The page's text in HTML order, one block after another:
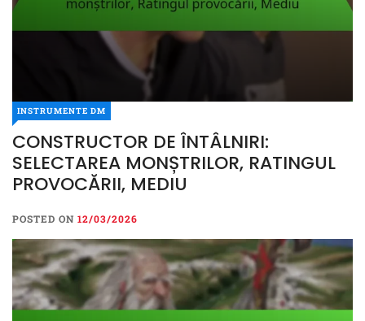
INSTRUMENTE DM
CONSTRUCTOR DE ÎNTÂLNIRI:
SELECTAREA MONȘTRILOR, RATINGUL
PROVOCĂRII, MEDIU
POSTED ON 12/03/2026